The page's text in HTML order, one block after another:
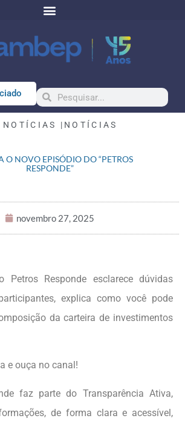
NOTÍCIAS | NOTÍCIAS
O NOVO EPISÓDIO DO “PETROS
RESPONDE”
novembro 27, 2025
Petros Responde esclarece dúvidas
explica como você pode
da carteira de investimentos
e ouça no canal!
faz parte do Transparência Ativa,
de forma clara e acessível,